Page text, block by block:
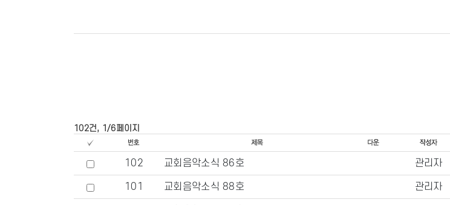
102건, 1/6페이지
102 교회음악소식 86호 관리자
101 교회음악소식 88호 관리자